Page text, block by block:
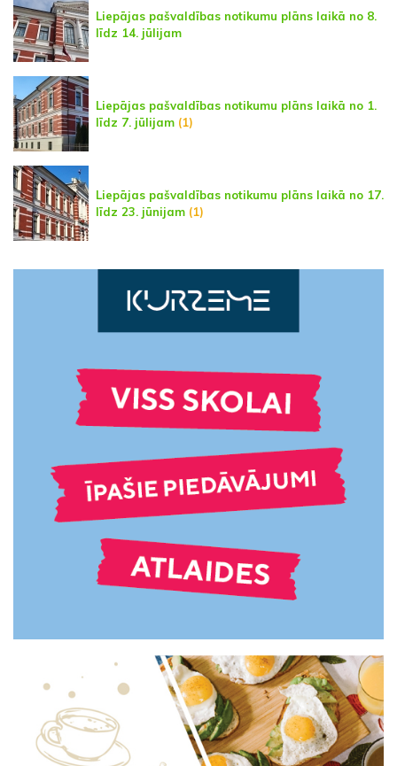
Liepājas pašvaldības notikumu plāns laikā no 8.
līdz 14. jūlijam
Liepājas pašvaldības notikumu plāns laikā no 1.
līdz 7. jūlijam (1)
Liepājas pašvaldības notikumu plāns laikā no 17.
līdz 23. jūnijam (1)